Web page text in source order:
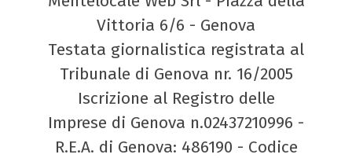
Vittoria 6/6 - Genova
Testata giornalistica registrata al
Tribunale di Genova nr. 16/2005
Iscrizione al Registro delle
Imprese di Genova n.02437210996 -
R.E.A. di Genova: 486190 - Codice